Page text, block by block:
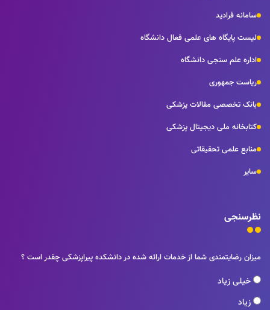
سامانه فرادید
لیست پایگاه های علمی فعال دانشگاه
اداره علم سنجی دانشگاه
ریاست جمهوری
بانک تخصصی مقالات پزشکی
کتابخانه ملی دیجیتال پزشکی
منابع علمی تحقیقاتی
سایر
نظرسنجی
میزان رضایتمندی شما از خدمات ارائه شده در دانشکده پیراپزشکی چقدر است ؟
خیلی زیاد
زیاد